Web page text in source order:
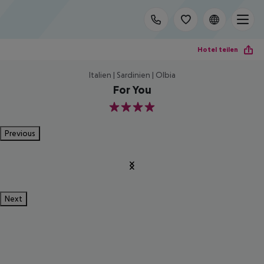
Hotel teilen
Italien | Sardinien | Olbia
For You
4
Previous
Next